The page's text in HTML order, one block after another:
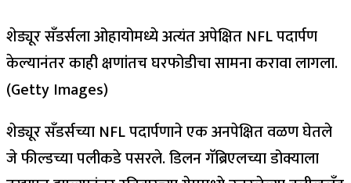
शेड्यूर सँडर्सला ओहायोमध्ये अत्यंत अपेक्षित NFL पदार्पण
केल्यानंतर काही क्षणांतच घरफोडीचा सामना करावा लागला.
(Getty Images)
शेड्यूर सँडर्सच्या NFL पदार्पणाने एक अनपेक्षित वळण घेतले
जे फील्डच्या पलीकडे पसरले. डिलन गॅब्रिएलच्या डोक्याला